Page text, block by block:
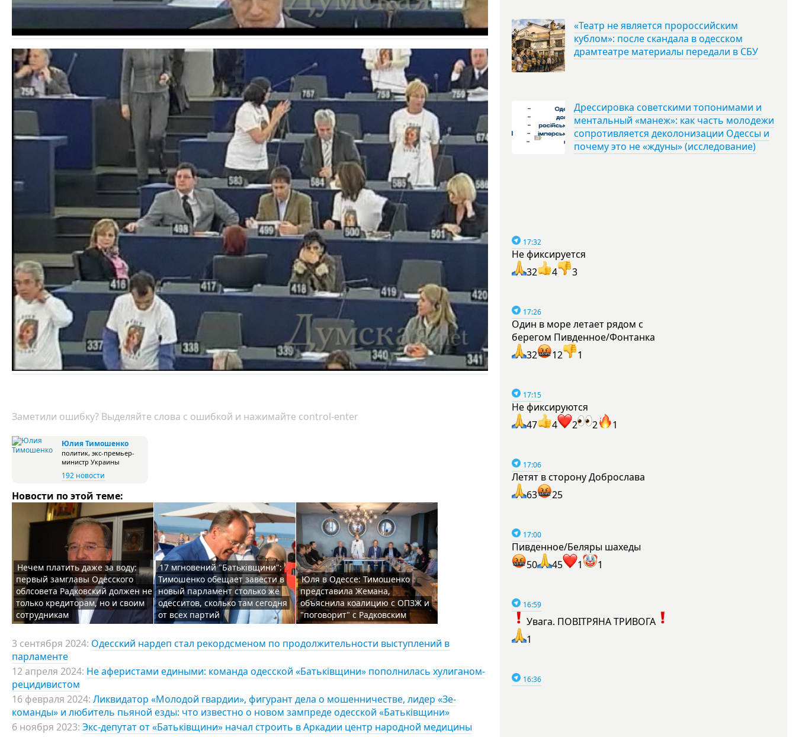
Заметили ошибку? Выделяйте слова с ошибкой и нажимайте control-enter
Юлия Тимошенко
политик, экс-премьер-
министр Украины
192 новости
Новости по этой теме:
Нечем платить даже за воду:
первый замглавы Одесского
облсовета Радковский должен не
только кредиторам, но и своим
сотрудникам
17 мгновений "Батьківщини":
Тимошенко обещает завести в
новый парламент столько же
одесситов, сколько там сегодня
от всех партий
Юля в Одессе: Тимошенко
представила Жемана,
объяснила коалицию с ОПЗЖ и
"поговорит" с Радковским
3 сентября 2024: Одесский нардеп стал рекордсменом по продолжительности выступлений в
парламенте
12 апреля 2024: Не аферистами едиными: команда одесской «Батьківщини» пополнилась хулиганом-
рецидивистом
16 февраля 2024: Ликвидатор «Молодой гвардии», фигурант дела о мошенничестве, лидер «Зе-
команды» и любитель пьяной езды: что известно о новом зампреде одесской «Батьківщини»
6 ноября 2023: Экс-депутат от «Батьківщини» начал строить в Аркадии центр народной медицины
«Театр не является пророссийским
кублом»: после скандала в одесском
драмтеатре материалы передали в СБУ
Дрессировка советскими топонимами и
ментальный «манеж»: как часть молодежи
сопротивляется деколонизации Одессы и
почему это не «ждуны» (исследование)
17:32
Не фиксируется
32
4 3
17:26
Один в море летает рядом с
берегом Пивденное/Фонтанка
32
12 1
17:15
Не фиксируются
47
4 2 2 1
17:06
Летят в сторону Доброслава
63
25
17:00
Пивденное/Беляры шахеды
50
45 1 1
16:59
Увага. ПОВІТРЯНА ТРИВОГА
1
16:36